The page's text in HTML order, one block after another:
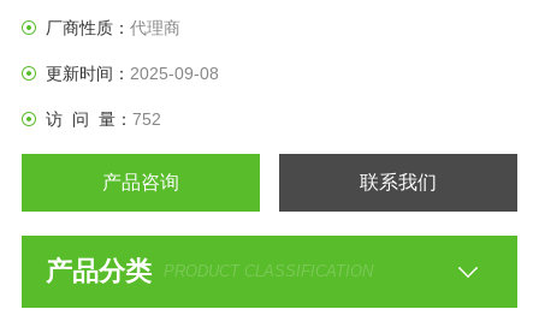
厂商性质： 代理商
更新时间： 2025-09-08
访 问 量： 752
产品咨询 联系我们
产品分类 PRODUCT CLASSIFICATION